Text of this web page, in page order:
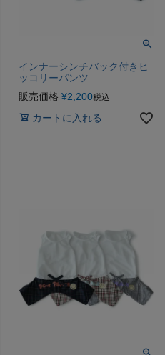
インナーシンチバック付きヒ
ッコリーパンツ
販売価格 ¥2,200税込
カートに入れる